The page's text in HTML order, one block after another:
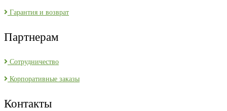
Гарантия и возврат
Партнерам
Сотрудничество
Корпоративные заказы
Контакты